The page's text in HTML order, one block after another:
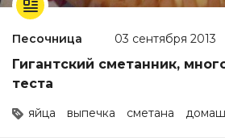
Песочница 03 сентября 2013
Гигантский сметанник,
теста
яйца выпечка сметана